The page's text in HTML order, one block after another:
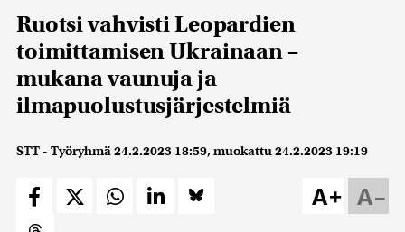
Ruotsi vahvisti Leopardien
toimittamisen Ukrainaan –
mukana vaunuja ja
ilmapuolustusjärjestelmiä
STT - Työryhmä24.2.2023 18:59, muokattu24.2.2023 19:19
A–
A+